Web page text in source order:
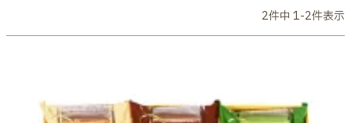
2件中 1-2件表示